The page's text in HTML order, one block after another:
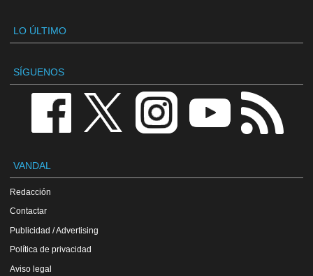
LO ÚLTIMO
SÍGUENOS
VANDAL
Redacción
Contactar
Publicidad / Advertising
Política de privacidad
Aviso legal